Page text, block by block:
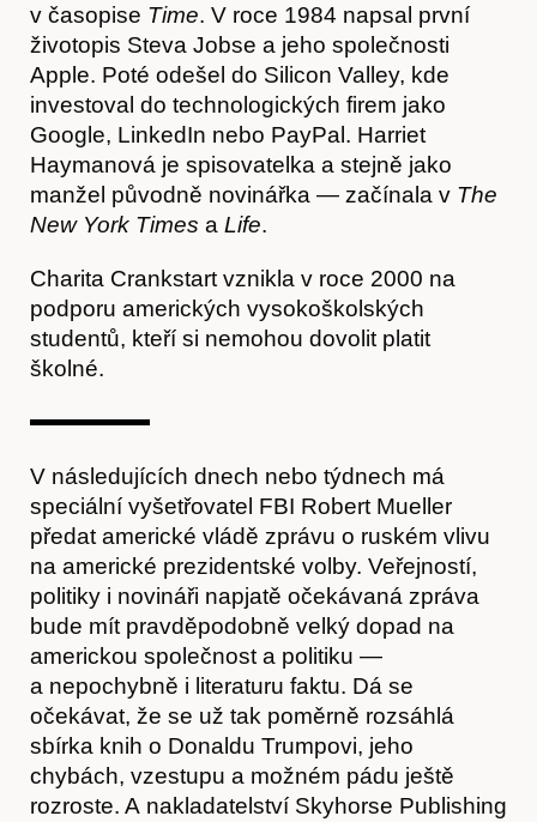
Články
Časopis
Hostcast
v časopise Time. V roce 1984 napsal první
životopis Steva Jobse a jeho společnosti
Apple. Poté odešel do Silicon Valley, kde
investoval do technologických firem jako
Google, LinkedIn nebo PayPal. Harriet
Haymanová je spisovatelka a stejně jako
manžel původně novinářka — začínala v The
New York Times a Life.
Charita Crankstart vznikla v roce 2000 na
podporu amerických vysokoškolských
studentů, kteří si nemohou dovolit platit
školné.
V následujících dnech nebo týdnech má
speciální vyšetřovatel FBI Robert Mueller
předat americké vládě zprávu o ruském vlivu
na americké prezidentské volby. Veřejností,
politiky i novináři napjatě očekávaná zpráva
bude mít pravděpodobně velký dopad na
americkou společnost a politiku —
a nepochybně i literaturu faktu. Dá se
očekávat, že se už tak poměrně rozsáhlá
sbírka knih o Donaldu Trumpovi, jeho
chybách, vzestupu a možném pádu ještě
rozroste. A nakladatelství Skyhorse Publishing